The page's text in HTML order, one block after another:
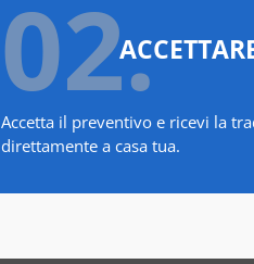
02.
Accetta il preventivo e ricevi la
direttamente a casa tua.